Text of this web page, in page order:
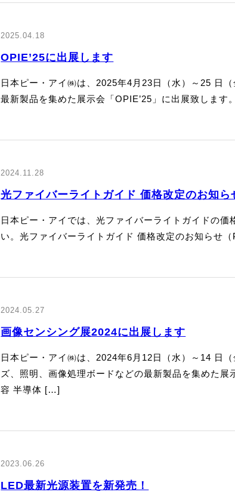
2025.04.18
OPIE’25に出展します
日本ピー・アイ㈱は、2025年4月23日（水）～25 日
最新製品を集めた展示会「OPIE’25」に出展致しま
2024.11.28
光ファイバーライトガイド 価格改定のお知ら
日本ピー・アイでは、光ファイバーライトガイドの
い。光ファイバーライトガイド 価格改定のお知らせ（
2024.05.27
画像センシング展2024に出展します
日本ピー・アイ㈱は、2024年6月12日（水）～14 日
ズ、照明、画像処理ボードなどの最新製品を集めた
容 半導体 […]
2023.06.26
LED最新光源装置を新発売！